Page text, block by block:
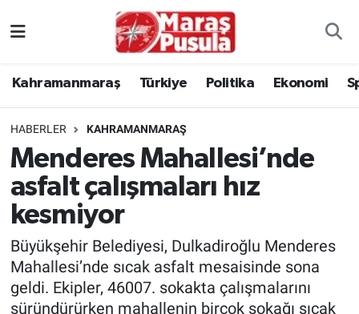
Kahramanmaraş Türkiye Politika Ekonomi
HABERLER KAHRAMANMARAŞ
Menderes Mahallesi’nde
asfalt çalışmaları hız
kesmiyor
Büyükşehir Belediyesi, Dulkadiroğlu Menderes
Mahallesi’nde sıcak asfalt mesaisinde sona
geldi. Ekipler, 46007. sokakta çalışmalarını
süründürürken mahallenin birçok sokağı sıcak
Politika
Ekonomi
Spor
Kültür Sanat
İstanbul Trafik Yoğunluk Haritası
Süper Lig Puan Durumu ve Fikstür
Tüm Manşetler
Son Dakika Haberleri